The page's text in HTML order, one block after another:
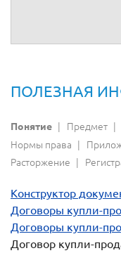
ПОЛЕЗНАЯ
Понятие Предмет
Нормы права
Расторжение
Конструктор
Договоры купли-
Договоры купли-
Договор купли-